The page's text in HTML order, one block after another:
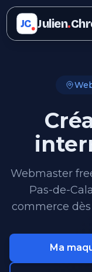
JC Julien.
Webmaster
Pas-de-
commerce dès
Ma